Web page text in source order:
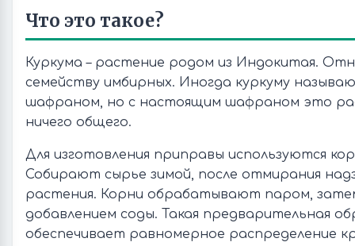
Что это такое?
Куркума – растение родом из Индокитая.
семейству имбирных. Иногда куркуму
шафраном, но с настоящим шафраном это
ничего общего.
Для изготовления приправы используются
Собирают сырье зимой, после отмирания
растения. Корни обрабатывают паром,
добавлением соды. Такая предварительная
обеспечивает равномерное распределение